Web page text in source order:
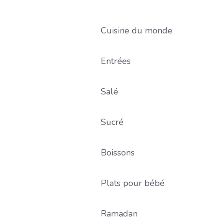
Cuisine du monde
Entrées
Salé
Sucré
Boissons
Plats pour bébé
Ramadan